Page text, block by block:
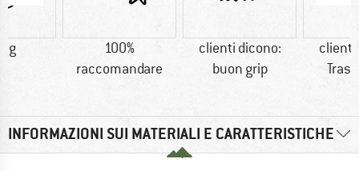
g
100%
raccomandare
clienti dicono:
buon grip
clienti
INFORMAZIONI SUI MATERIALI E CARATTERISTICHE